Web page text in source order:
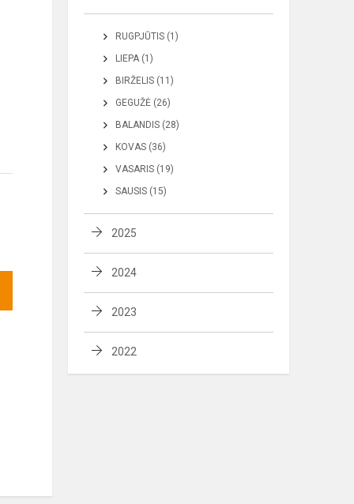
RUGPJŪTIS (1)
LIEPA (1)
BIRŽELIS (11)
GEGUŽĖ (26)
BALANDIS (28)
KOVAS (36)
VASARIS (19)
SAUSIS (15)
2025
2024
2023
2022